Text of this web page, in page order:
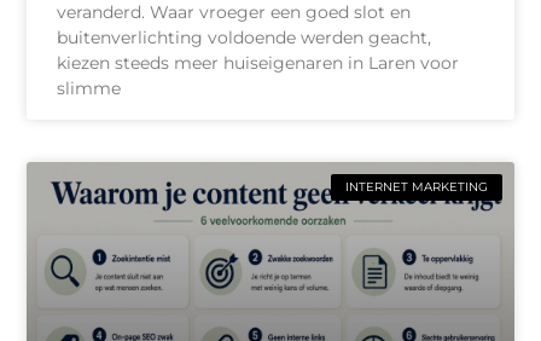
veranderd. Waar vroeger een goed slot en
buitenverlichting voldoende werden geacht,
kiezen steeds meer huiseigenaren in Laren voor
slimme
INTERNET MARKETING